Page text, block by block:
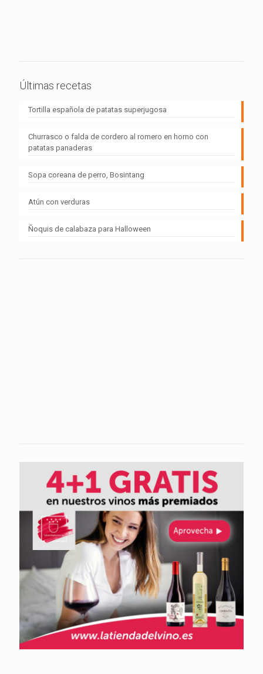
Últimas recetas
Tortilla española de patatas superjugosa
Churrasco o falda de cordero al romero en horno con
patatas panaderas
Sopa coreana de perro, Bosintang
Atún con verduras
Ñoquis de calabaza para Halloween